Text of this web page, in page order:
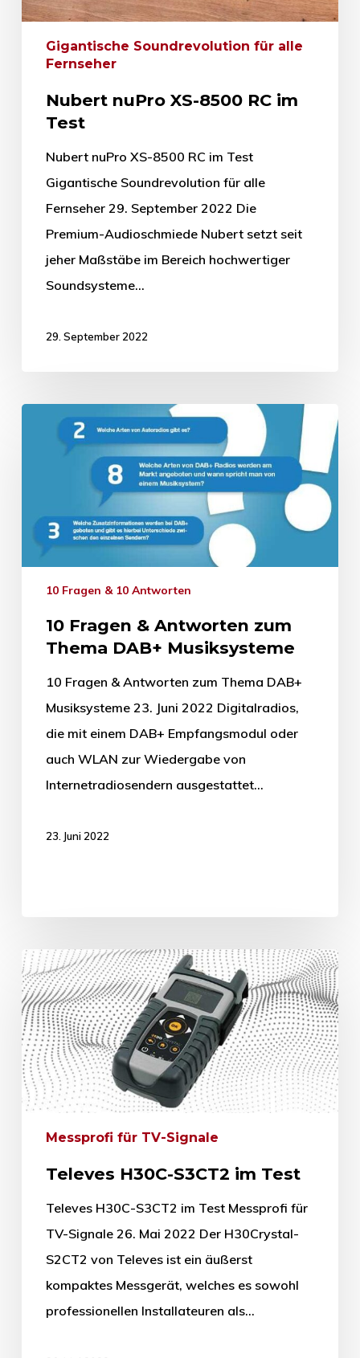
Gigantische Soundrevolution für alle
Fernseher
Nubert nuPro XS-8500 RC im
Test
Nubert nuPro XS-8500 RC im Test
Gigantische Soundrevolution für alle
Fernseher 29. September 2022 Die
Premium-Audioschmiede Nubert setzt seit
jeher Maßstäbe im Bereich hochwertiger
Soundsysteme…
29. September 2022
10 Fragen & 10 Antworten
10 Fragen & Antworten zum
Thema DAB+ Musiksysteme
10 Fragen & Antworten zum Thema DAB+
Musiksysteme 23. Juni 2022 Digitalradios,
die mit einem DAB+ Empfangsmodul oder
auch WLAN zur Wiedergabe von
Internetradiosendern ausgestattet…
23. Juni 2022
Messprofi für TV-Signale
Televes H30C-S3CT2 im Test
Televes H30C-S3CT2 im Test Messprofi für
TV-Signale 26. Mai 2022 Der H30Crystal-
S2CT2 von Televes ist ein äußerst
kompaktes Messgerät, welches es sowohl
professionellen Installateuren als…